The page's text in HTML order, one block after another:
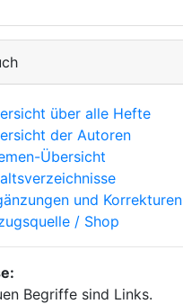
über alle Hefte
der Autoren
Übersicht
und Korrekturen
/ Shop
Begriffe sind Links.